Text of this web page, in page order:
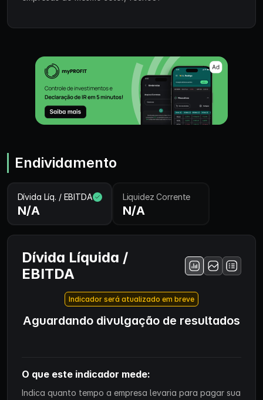
Endividamento
Dívida Líq. / EBITDA
N/A
Liquidez Corrente
N/A
Dívida Líquida /
EBITDA
Indicador será atualizado em breve
Aguardando divulgação de resultados
O que este indicador mede:
Indica quanto tempo a empresa levaria para pagar sua